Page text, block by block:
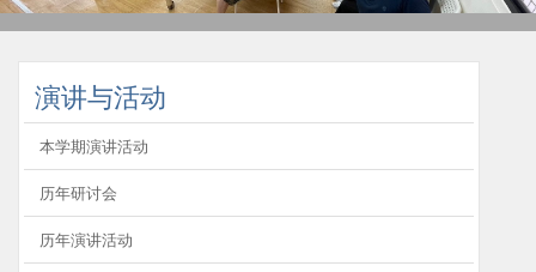
演讲与活动
本学期演讲活动
历年研讨会
历年演讲活动